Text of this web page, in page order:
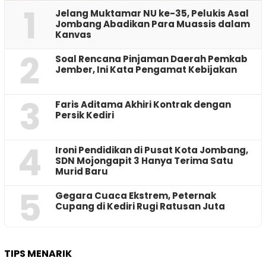
1
Jelang Muktamar NU ke-35, Pelukis Asal
Jombang Abadikan Para Muassis dalam
Kanvas
2
‎Soal Rencana Pinjaman Daerah Pemkab
Jember, Ini Kata Pengamat Kebijakan ‎
3
Faris Aditama Akhiri Kontrak dengan
Persik Kediri
4
Ironi Pendidikan di Pusat Kota Jombang,
SDN Mojongapit 3 Hanya Terima Satu
Murid Baru
5
‎Gegara Cuaca Ekstrem, Peternak
Cupang di Kediri Rugi Ratusan Juta
TIPS MENARIK